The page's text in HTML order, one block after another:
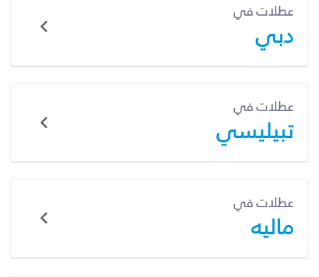
عطلات في
دبي
عطلات في
تبيليسي
عطلات في
ماليه